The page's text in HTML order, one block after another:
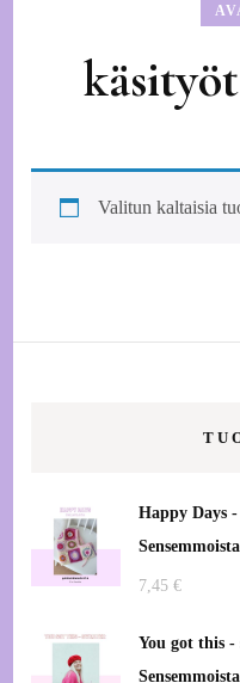
Valitun kaltaisia
Happy Days
Sensemmoista
7,45€
You got this
Sensemmoista